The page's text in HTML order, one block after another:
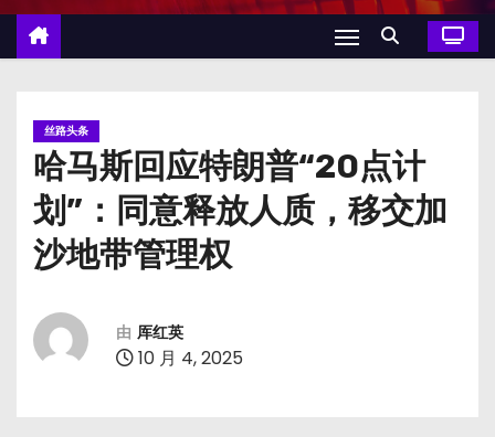
丝路头条
哈马斯回应特朗普“20点计
划”：同意释放人质，移交加
沙地带管理权
由 厍红英
10 月 4, 2025